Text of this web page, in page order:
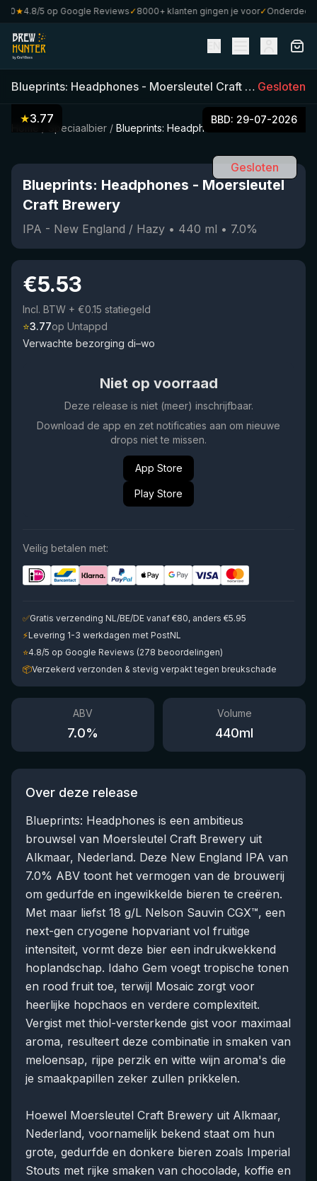
4.8/5 op Google Reviews✓8000+ klanten gingen je voor✓Onderdeel
Blueprints: Headphones - Moersleutel Craft Brewery (
Gesloten
Speciaalbier / Blueprints: Headphones
★3.77 BBD: 29-07-2026
Gesloten
Blueprints: Headphones - Moersleutel
Craft Brewery
IPA - New England / Hazy • 440 ml • 7.0%
€5.53
Incl. BTW + €0.15 statiegeld
⭐3.77op Untappd
Verwachte bezorging di–wo
Niet op voorraad
Deze release is niet (meer) inschrijfbaar.
Download de app en zet notificaties aan om nieuwe
drops niet te missen.
App Store
Play Store
Veilig betalen met:
✅Gratis verzending NL/BE/DE vanaf €80, anders €5.95
⚡Levering 1-3 werkdagen met PostNL
⭐4.8/5 op Google Reviews (278 beoordelingen)
📦Verzekerd verzonden & stevig verpakt tegen breukschade
ABV
7.0%
Volume
440ml
Over deze release
Blueprints: Headphones is een ambitieus
brouwsel van Moersleutel Craft Brewery uit
Alkmaar, Nederland. Deze New England IPA van
7.0% ABV toont het vermogen van de brouwerij
om gedurfde en ingewikkelde bieren te creëren.
Met maar liefst 18 g/L Nelson Sauvin CGX™, een
next-gen cryogene hopvariant vol fruitige
intensiteit, vormt deze bier een indrukwekkend
hoplandschap. Idaho Gem voegt tropische tonen
en rood fruit toe, terwijl Mosaic zorgt voor
heerlijke hopchaos en verdere complexiteit.
Vergist met thiol-versterkende gist voor maximaal
aroma, resulteert deze combinatie in smaken van
meloensap, rijpe perzik en witte wijn aroma's die
je smaakpapillen zeker zullen prikkelen.
Hoewel Moersleutel Craft Brewery uit Alkmaar,
Nederland, voornamelijk bekend staat om hun
grote, gedurfde en donkere bieren zoals Imperial
Stouts met rijke smaken van chocolade, koffie en